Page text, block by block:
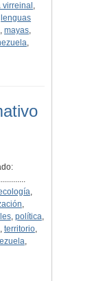
virreinal ,
lenguas
, mayas,
,
,
,
, política,
, territorio,
,